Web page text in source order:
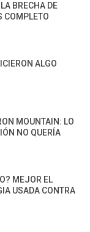
BRECHA DE
COMPLETO
ALGO
MOUNTAIN: LO
NO QUERÍA
MEJOR EL
USADA CONTRA